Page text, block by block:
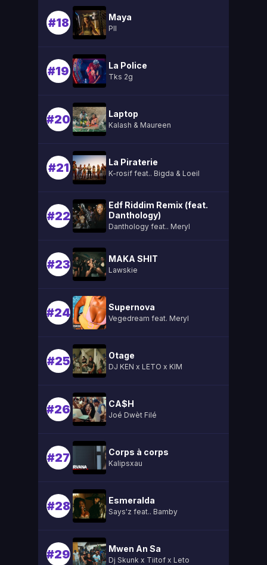
#18 Maya
Pll
#19 La Police
Tks 2g
#20 Laptop
Kalash & Maureen
#21 La Piraterie
K-rosif feat.. Bigda & Loeil
#22
Edf Riddim Remix (feat.
Danthology)
Danthology feat.. Meryl
#23 MAKA SHIT
Lawskie
#24 Supernova
Vegedream feat. Meryl
#25 Otage
DJ KEN x LETO x KIM
#26 CA$H
Joé Dwèt Filé
#27 Corps à corps
Kalipsxau
#28 Esmeralda
Says'z feat.. Bamby
#29 Mwen An Sa
Dj Skunk x Tiitof x Leto